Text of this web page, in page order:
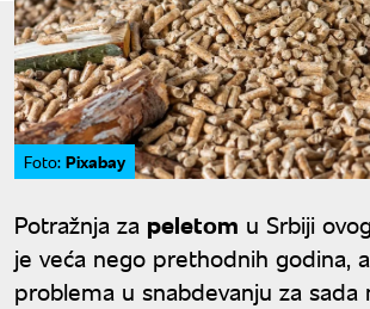
Foto: Pixabay
Potražnja za peletom u Srbiji
je veća nego prethodnih godina,
problema u snabdevanju za sada